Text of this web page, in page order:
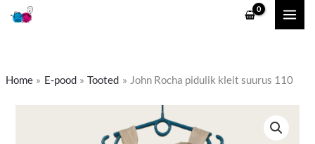
Skip
Home E-pood Tooted John Rocha pidulik kleit suurus 110